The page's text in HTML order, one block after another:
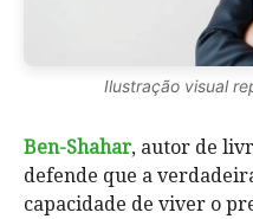
Ilustração visual
Ben-Shahar, autor de
defende que a
capacidade de viver o